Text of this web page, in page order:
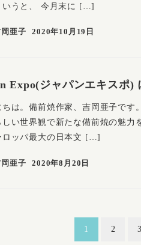
いうと、 今月末に […]
亜子 2020年10月19日
Expo(ジャパンエキスポ)
ちは。備前焼作家、吉岡亜子です
しい世界観で新たな備前焼の魅力
ロッパ最大の日本文 […]
亜子 2020年8月20日
1 2 3